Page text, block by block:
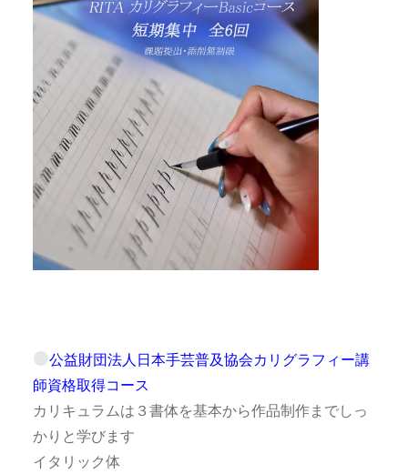
公益財団法人日本手芸普及協会カリグラフィー講
師資格取得コース
カリキュラムは３書体を基本から作品制作までしっ
かりと学びます
イタリック体